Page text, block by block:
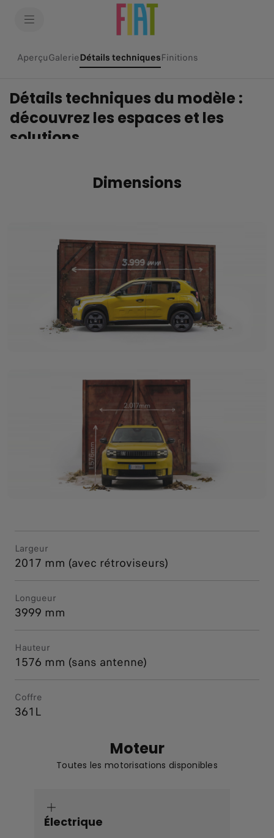
AperçuGalerieDétails techniques(active )
Finitions
Détails techniques du modèle :
découvrez les espaces et les
solutions
Dimensions
Largeur
2017 mm (avec rétroviseurs)
Longueur
3999 mm
Hauteur
1576 mm (sans antenne)
Coffre
361L
Moteur
Toutes les motorisations disponibles
Électrique